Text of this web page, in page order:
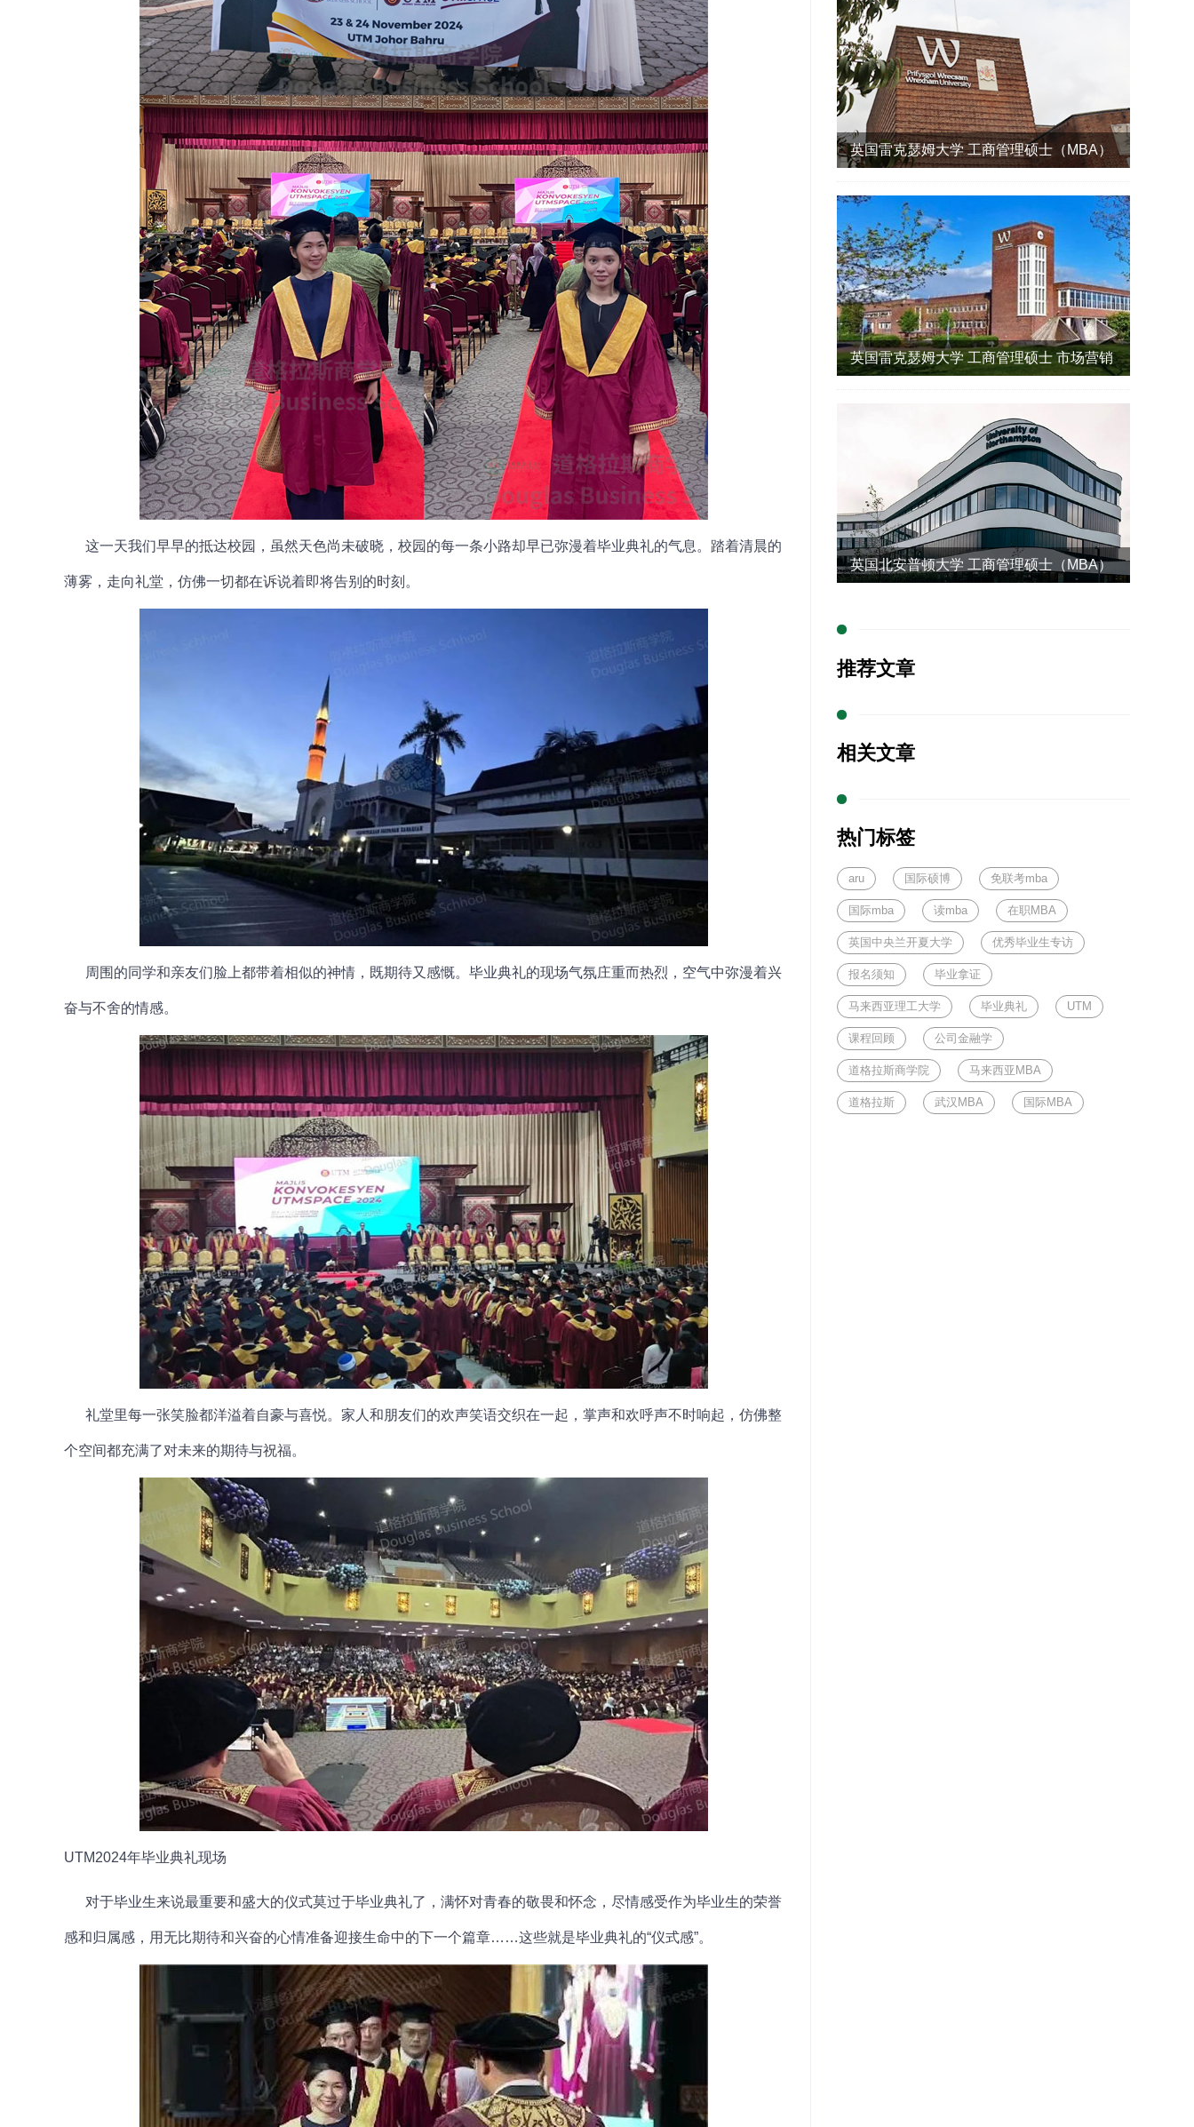
这一天我们早早的抵达校园，虽然天色尚未破晓，校园的每一条小路却早已弥漫着毕业典礼的气息。踏着清晨的
薄雾，走向礼堂，仿佛一切都在诉说着即将告别的时刻。
周围的同学和亲友们脸上都带着相似的神情，既期待又感慨。毕业典礼的现场气氛庄重而热烈，空气中弥漫着兴
奋与不舍的情感。
礼堂里每一张笑脸都洋溢着自豪与喜悦。家人和朋友们的欢声笑语交织在一起，掌声和欢呼声不时响起，仿佛整
个空间都充满了对未来的期待与祝福。
UTM2024年毕业典礼现场
对于毕业生来说最重要和盛大的仪式莫过于毕业典礼了，满怀对青春的敬畏和怀念，尽情感受作为毕业生的荣誉
感和归属感，用无比期待和兴奋的心情准备迎接生命中的下一个篇章……这些就是毕业典礼的“仪式感”。
英国雷克瑟姆大学 工商管理硕士（MBA）
英国雷克瑟姆大学 工商管理硕士 市场营销
英国北安普顿大学 工商管理硕士（MBA）
推荐文章
相关文章
热门标签
aru 国际硕博 免联考mba
国际mba 读mba 在职MBA
英国中央兰开夏大学 优秀毕业生专访
报名须知 毕业拿证
马来西亚理工大学 毕业典礼 UTM
课程回顾 公司金融学
道格拉斯商学院 马来西亚MBA
道格拉斯 武汉MBA 国际MBA